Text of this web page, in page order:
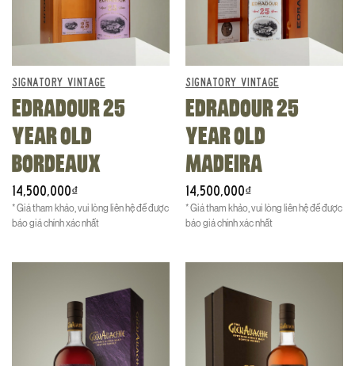
SIGNATORY VINTAGE
EDRADOUR 25
YEAR OLD
BORDEAUX
14,500,000₫
* Giá tham khảo, vui lòng liên hệ để được
báo giá chính xác nhất
SIGNATORY VINTAGE
EDRADOUR 25
YEAR OLD
MADEIRA
14,500,000₫
* Giá tham khảo, vui lòng liên hệ để được
báo giá chính xác nhất